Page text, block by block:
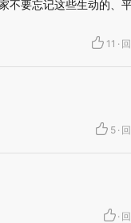
不要忘记这些生动的、
11 ·
5 ·
·